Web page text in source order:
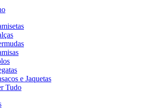
e Jaquetas
Tudo